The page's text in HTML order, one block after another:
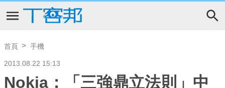
首頁 手機
2013.08.22 15:13
Nokia：「三強鼎立法則」中